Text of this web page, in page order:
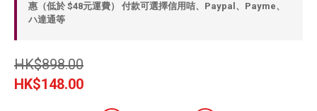
惠（低於 $48元運費） 付款可選擇信用咭、Paypal、Payme、
ハ達通等
HK$898.00
HK$148.00